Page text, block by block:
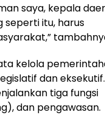
saya, kepala
seperti itu, harus
kelola
dan
tiga fungsi
dan pengawasan.